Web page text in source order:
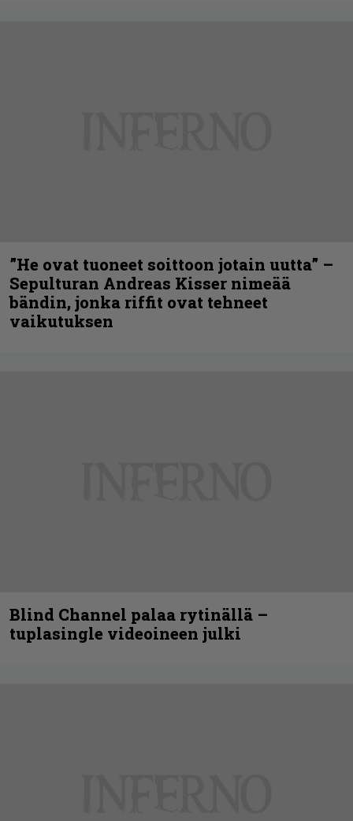
”He ovat tuoneet soittoon jotain uutta” –
Sepulturan Andreas Kisser nimeää
bändin, jonka riffit ovat tehneet
vaikutuksen
Blind Channel palaa rytinällä –
tuplasingle videoineen julki